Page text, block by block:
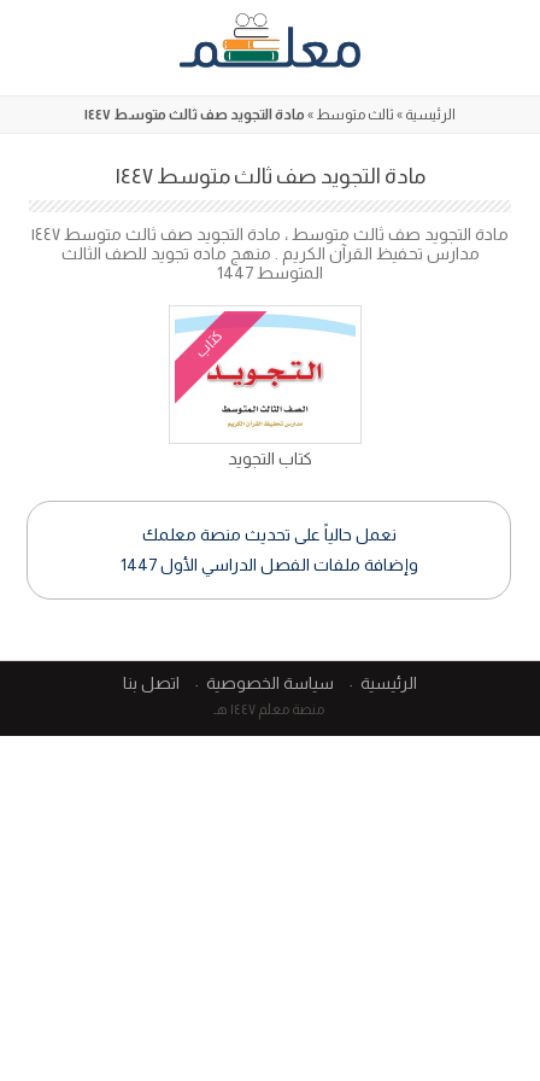
الرئيسية » ثالث متوسط » مادة التجويد صف ثالث متوسط ١٤٤٧
مادة التجويد صف ثالث متوسط ١٤٤٧
مادة التجويد صف ثالث متوسط ، مادة التجويد صف ثالث متوسط ١٤٤٧
مدارس تحفيظ القرآن الكريم . منهج ماده تجويد للصف الثالث
المتوسط 1447
كتاب
كتاب التجويد
نعمل حالياً على تحديث منصة معلمك
وإضافة ملفات الفصل الدراسي الأول 1447
الرئيسية سياسة الخصوصية اتصل بنا
منصة معلم ١٤٤٧ هـ